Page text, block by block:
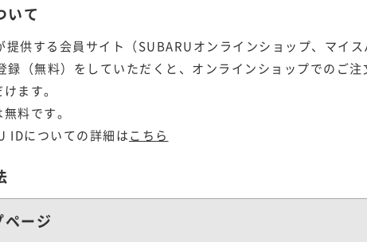
いて
提供する会員サイト（SUBARUオンラインショップ、マイ
録（無料）をしていただくと、オンラインショップでのご
ます。
料です。
IDについての詳細は こちら
ページ